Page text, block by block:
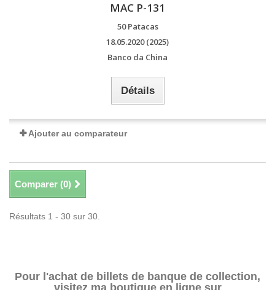
MAC P-131
50 Patacas
18.05.2020 (2025)
Banco da China
Détails
Ajouter au comparateur
Comparer (0)
Résultats 1 - 30 sur 30.
Pour l'achat de billets de banque de collection,
visitez ma boutique en ligne sur